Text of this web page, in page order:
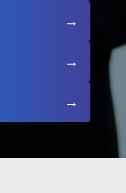
→
→
→